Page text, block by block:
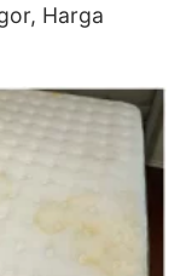
Harga